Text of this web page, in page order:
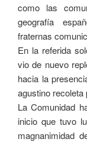
como las
geografía
fraternas
En la referida
vio de nuevo
hacia la
agustino recoleta
La Comunidad
inicio que tuvo
magnanimidad